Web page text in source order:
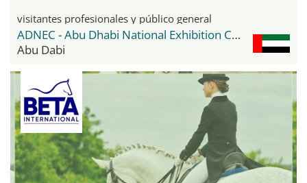
visitantes profesionales y público general
ADNEC - Abu Dhabi National Exhibition Center
Abu Dabi